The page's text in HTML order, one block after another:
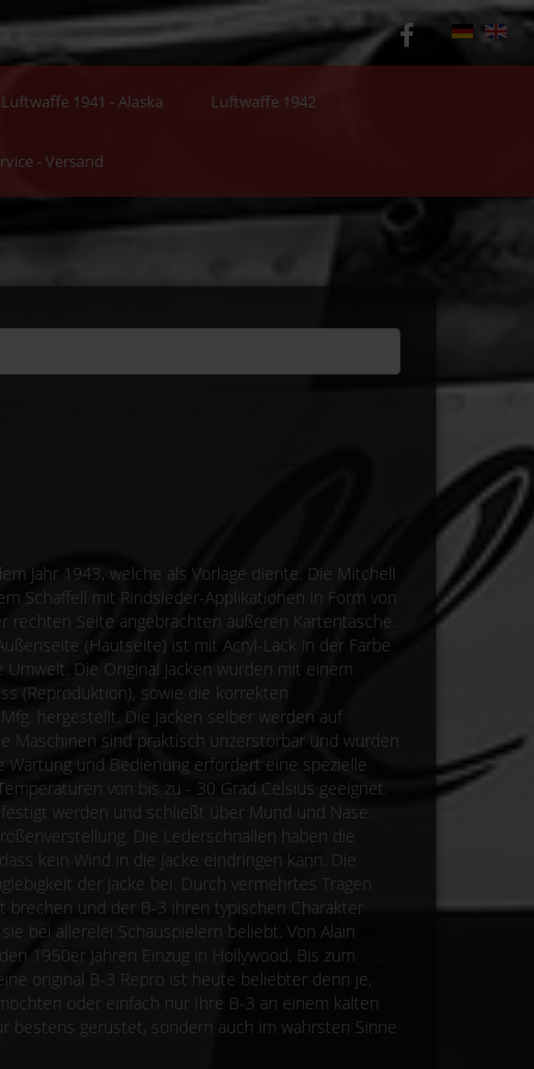
Luftwaffe 1941 - Alaska Luftwaffe 1942
- Versand
Jahr 1943, welche als Vorlage diente. Die Mitchell
Schaffell mit Rindsleder-Applikationen in Form von
rechten Seite angebrachten äußeren Kartentasche.
(Hautseite) ist mit Acryl-Lack in der Farbe
Die Original Jacken wurden mit einem
(Reproduktion), sowie die korrekten
hergestellt. Die Jacken selber werden auf
Maschinen sind praktisch unzerstörbar und wurden
und Bedienung erfordert eine spezielle
von bis zu - 30 Grad Celsius geeignet.
werden und schließt über Mund und Nase.
Die Lederschnallen haben die
kein Wind in die Jacke eindringen kann. Die
der Jacke bei. Durch vermehrtes Tragen
und der B-3 ihren typischen Charakter
bei allerelei Schauspielern beliebt. Von Alain
1950er Jahren Einzug in Hollywood. Bis zum
original B-3 Repro ist heute beliebter denn je,
oder einfach nur Ihre B-3 an einem kalten
bestens gerüstet, sondern auch im wahrsten Sinne